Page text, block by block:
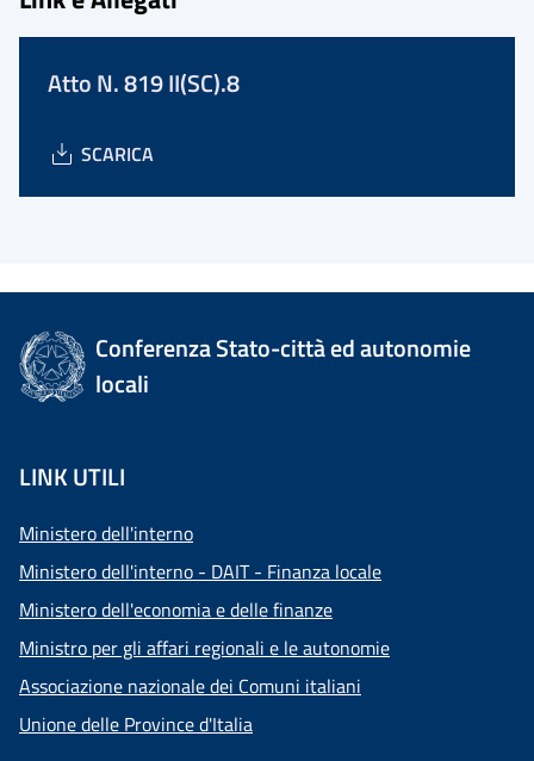
Atto N. 819 II(SC).8
SCARICA
Conferenza Stato-città ed autonomie
locali
LINK UTILI
Ministero dell'interno
Ministero dell'interno - DAIT - Finanza locale
Ministero dell'economia e delle finanze
Ministro per gli affari regionali e le autonomie
Associazione nazionale dei Comuni italiani
Unione delle Province d'Italia